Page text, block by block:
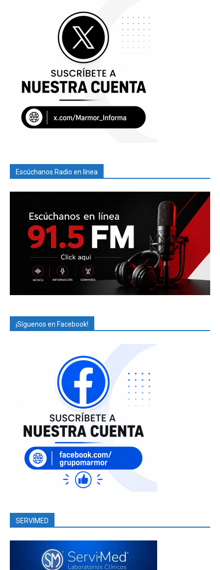
Escúchanos Radio en línea
¡Síguenos en Facebook!
SERVIMED